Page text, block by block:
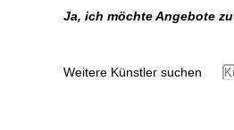
Ja, ich möchte Angebote zu
Weitere Künstler suchen